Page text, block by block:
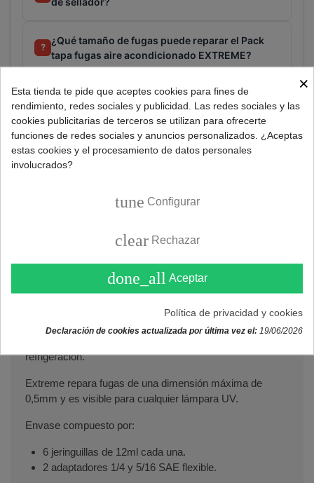
?
¿Qué tamaño de fugas puede reparar el Pack
tapa fugas aire acondicionado EXTREME?
Consultar
Referencia: 471000131
Pack de selladores para tapar fugas de gas refrigerante
Tapador de fugas específico para sella las pequeñas
refrigeración.
Extreme repara fugas de una dimensión máxima de
0,5mm y es visible para cualquier lámpara UV.
Envase compuesto por:
6 jeringuillas de 12ml cada una.
2 adaptadores 1/4 y 5/16 SAE flexible.
×
Esta tienda te pide que aceptes cookies para fines de
rendimiento, redes sociales y publicidad. Las redes sociales y las
cookies publicitarias de terceros se utilizan para ofrecerte
funciones de redes sociales y anuncios personalizados. ¿Aceptas
estas cookies y el procesamiento de datos personales
involucrados?
tune Configurar
clear Rechazar
done_all Aceptar
Política de privacidad y cookies
Declaración de cookies actualizada por última vez el: 19/06/2026